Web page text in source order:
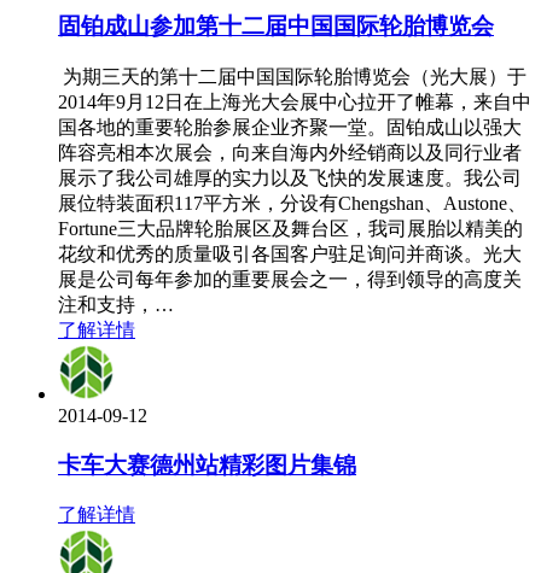
固铂成山参加第十二届中国国际轮胎博览会
为期三天的第十二届中国国际轮胎博览会（光大展）于
2014年9月12日在上海光大会展中心拉开了帷幕，来自中
国各地的重要轮胎参展企业齐聚一堂。固铂成山以强大
阵容亮相本次展会，向来自海内外经销商以及同行业者
展示了我公司雄厚的实力以及飞快的发展速度。我公司
展位特装面积117平方米，分设有Chengshan、Austone、
Fortune三大品牌轮胎展区及舞台区，我司展胎以精美的
花纹和优秀的质量吸引各国客户驻足询问并商谈。光大
展是公司每年参加的重要展会之一，得到领导的高度关
注和支持，…
了解详情
2014-09-12
卡车大赛德州站精彩图片集锦
了解详情